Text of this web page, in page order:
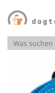
Produktsuche